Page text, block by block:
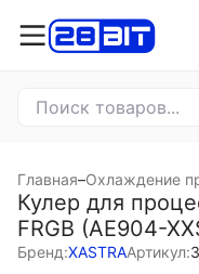
Главная–Охлаждение
Кулер для
FRGB (AE904-
Бренд:XASTRAАртикул: